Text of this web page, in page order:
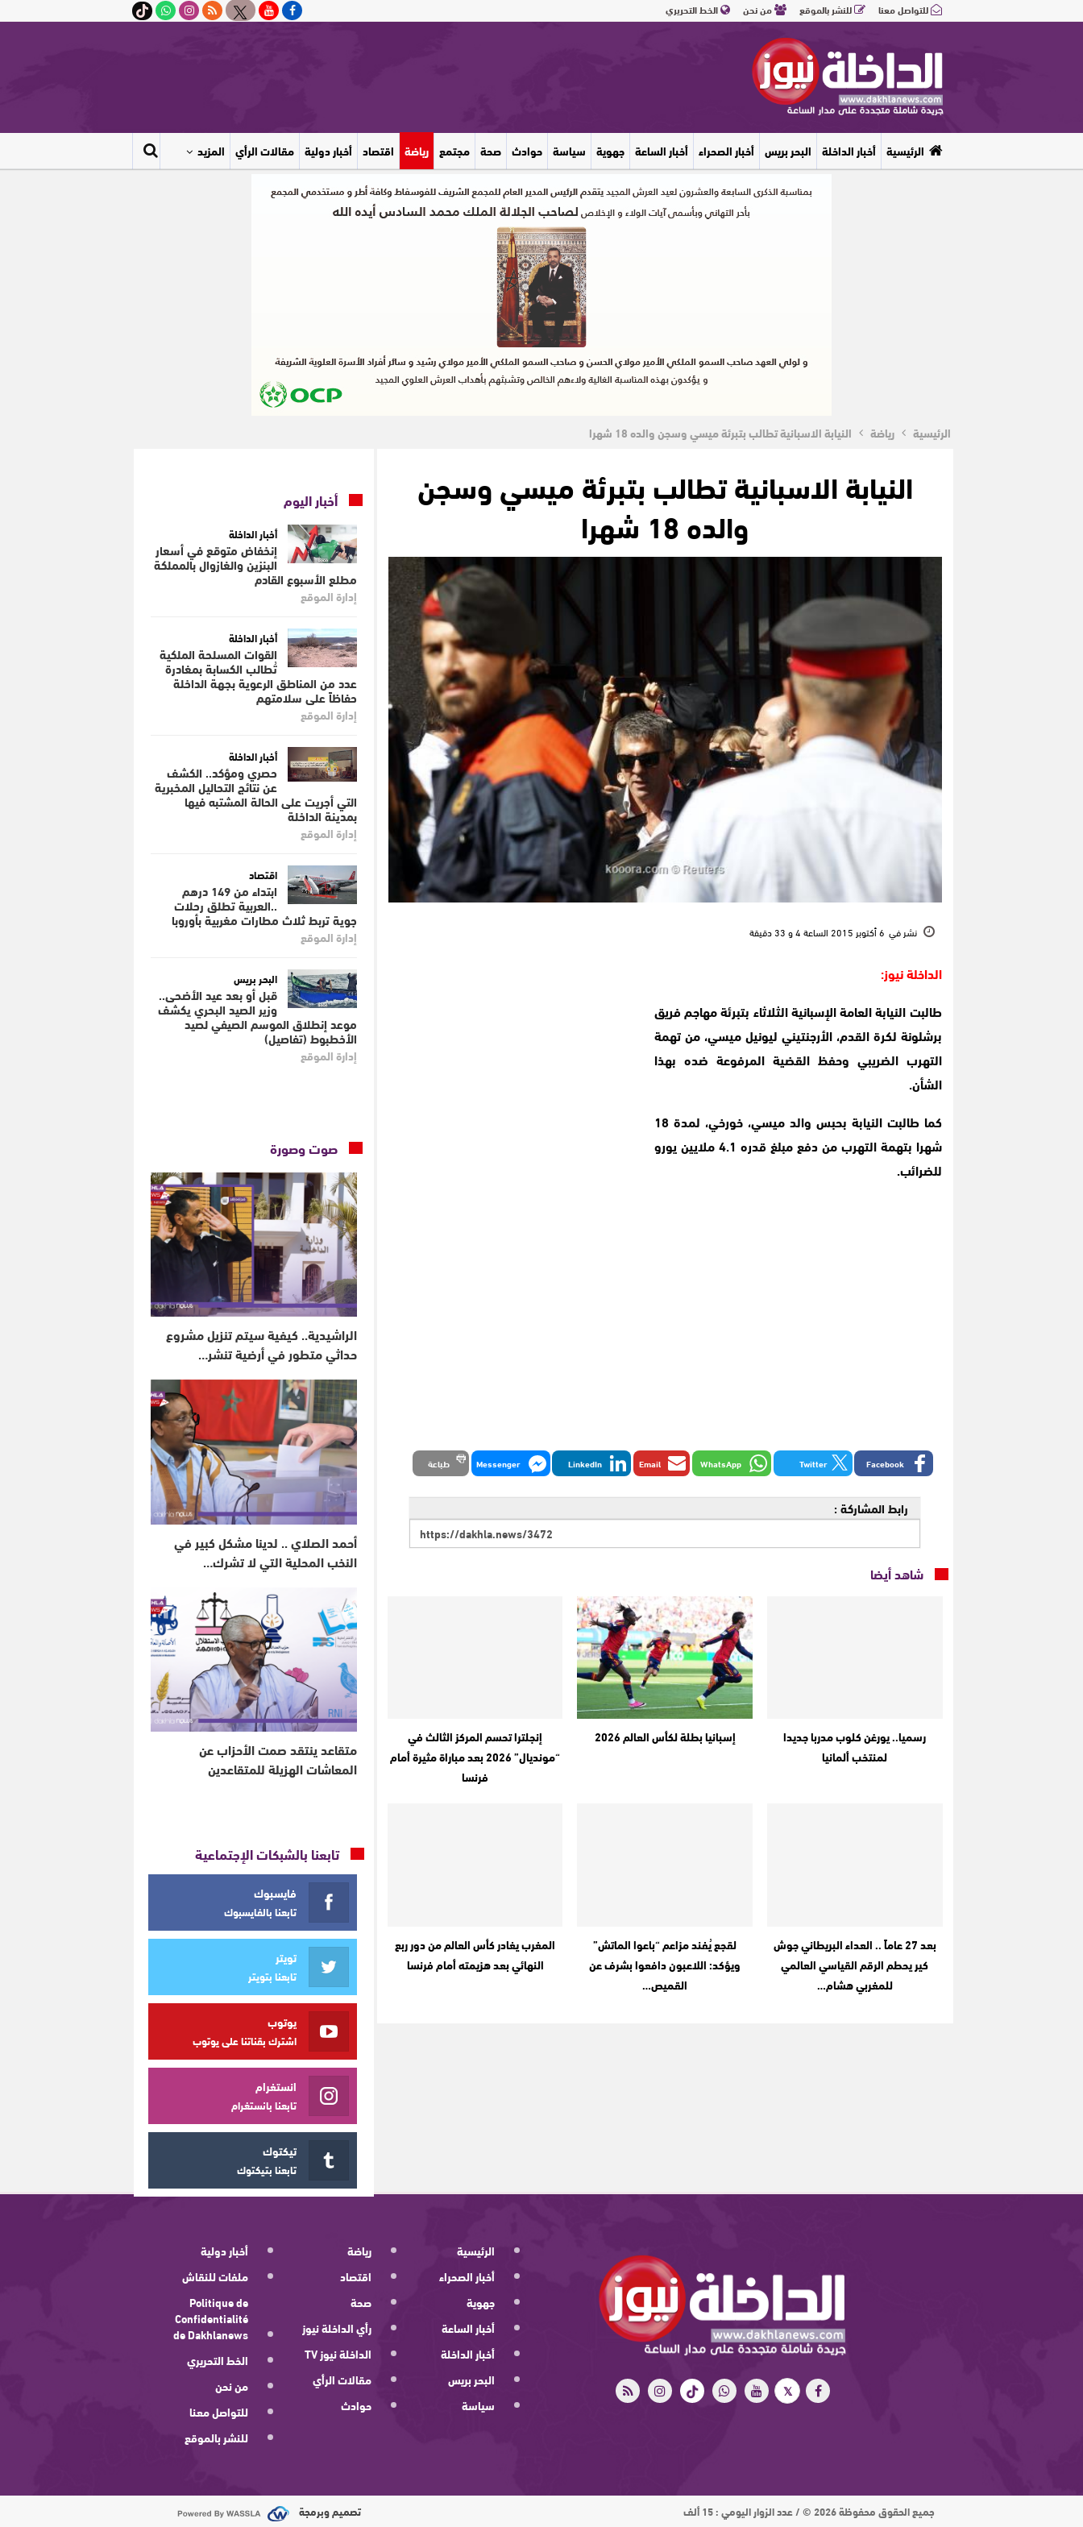
للتواصل معنا للنشر بالموقع من نحن الخط التحريري
الرئيسية أخبار الداخلة البحر بريس أخبار الصحراء أخبار الساعة جهوية سياسة حوادث صحة مجتمع رياضة اقتصاد أخبار دولية مقالات الرأي المزيد
الرئيسية رياضة النيابة الاسبانية تطالب بتبرئة ميسي وسجن والده 18 شهرا
النيابة الاسبانية تطالب بتبرئة ميسي وسجن
والده 18 شهرا
نشر في 6 أكتوبر 2015 الساعة 4 و 33 دقيقة
الداخلة نيوز:
طالبت النيابة العامة الإسبانية الثلاثاء بتبرئة مهاجم فريق
برشلونة لكرة القدم، الأرجنتيني ليونيل ميسي، من تهمة
التهرب الضريبي وحفظ القضية المرفوعة ضده بهذا
الشأن.
كما طالبت النيابة بحبس والد ميسي، خورخي، لمدة 18
شهرا بتهمة التهرب من دفع مبلغ قدره 4.1 ملايين يورو
للضرائب.
Facebook
Twitter
WhatsApp
Email
LinkedIn
Messenger طباعة
رابط المشاركة :
شاهد أيضا
رسميا.. يورغن كلوب مدربا جديدا
لمنتخب ألمانيا
إسبانيا بطلة لكأس العالم 2026
إنجلترا تحسم المركز الثالث في
“مونديال” 2026 بعد مباراة مثيرة أمام
فرنسا
بعد 27 عاماً .. العداء البريطاني جوش
كير يحطم الرقم القياسي العالمي
للمغربي هشام…
لقجع يُفند مزاعم “باعوا الماتش”
ويؤكد: اللاعبون دافعوا بشرف عن
القميص…
المغرب يغادر كأس العالم من دور ربع
النهائي بعد هزيمته أمام فرنسا
أخبار اليوم
أخبار الداخلة
إنخفاض متوقع في أسعار
البنزين والغازوال بالمملكة
مطلع الأسبوع القادم
إدارة الموقع
أخبار الداخلة
القوات المسلحة الملكية
تُطالب الكسابة بمغادرة
عدد من المناطق الرعوية بجهة الداخلة
حفاظاً على سلامتهم
إدارة الموقع
أخبار الداخلة
حصري ومؤكد.. الكشف
عن نتائج التحاليل المخبرية
التي أجريت على الحالة المشتبه فيها
بمدينة الداخلة
إدارة الموقع
اقتصاد
ابتداء من 149 درهم
..العربية تطلق رحلات
جوية تربط ثلاث مطارات مغربية بأوروبا
إدارة الموقع
البحر بريس
قبل أو بعد عيد الأضحى..
وزير الصيد البحري يكشف
موعد إنطلاق الموسم الصيفي لصيد
الأخطبوط (تفاصيل)
إدارة الموقع
صوت وصورة
الراشيدية.. كيفية سيتم تنزيل مشروع
حداثي متطور في أرضية تنشر…
أحمد الصلاي .. لدينا مشكل كبير في
النخب المحلية التي لا تشرك…
متقاعد ينتقد صمت الأحزاب عن
المعاشات الهزيلة للمتقاعدين
تابعنا بالشبكات الإجتماعية
فايسبوك
تابعنا بالفايسبوك
تويتر
تابعنا بتويتر
يوتوب
اشترك بقناتنا على يوتوب
انستغرام
تابعنا بانستغرام
تيكتوك
تابعنا بتيكتوك
الرئيسية
أخبار الصحراء
جهوية
أخبار الساعة
أخبار الداخلة
البحر بريس
سياسة
رياضة
اقتصاد
صحة
رأي الداخلة نيوز
الداخلة نيوز TV
مقالات الرأي
حوادث
أخبار دولية
ملفات للنقاش
Politique de
Confidentialité
de Dakhlanews
الخط التحريري
من نحن
للتواصل معنا
للنشر بالموقع
جميع الحقوق محفوظة 2026 © / عدد الزوار اليومي : 15 ألف تصميم وبرمجة